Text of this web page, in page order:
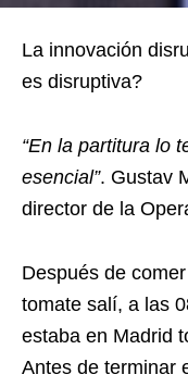
La innovación
es disruptiva?
“En la partitura
esencial”. Gustav
director de la
Después de
tomate salí, a las
estaba en Madrid
Antes de terminar